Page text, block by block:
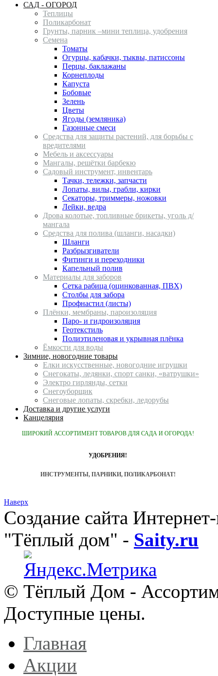
САД - ОГОРОД
Теплицы
Поликарбонат
Грунты, парник –мини теплица, удобрения
Семена
Томаты
Огурцы, кабачки, тыквы, патиссоны
Перцы, баклажаны
Корнеплоды
Капуста
Бобовые
Зелень
Цветы
Ягоды (земляника)
Газонные смеси
Средства для защиты растений, для борьбы с
вредителями
Мебель и аксессуары
Мангалы, решётки барбекю
Садовый инструмент, инвентарь
Тачки, тележки, запчасти
Лопаты, вилы, грабли, кирки
Секаторы, триммеры, ножовки
Лейки, ведра
Дрова колотые, топливные брикеты, уголь д/
мангала
Средства для полива (шланги, насадки)
Шланги
Разбрызгиватели
Фитинги и переходники
Капельный полив
Материалы для заборов
Сетка рабица (оцинкованная, ПВХ)
Столбы для забора
Профнастил (листы)
Плёнки, мембраны, пароизоляция
Паро- и гидроизоляция
Геотекстиль
Полиэтиленовая и укрывная плёнка
Ёмкости для воды
Зимние, новогодние товары
Елки искусственные, новогодние игрушки
Снегокаты, ледянки, спорт санки, «ватрушки»
Электро гирлянды, сетки
Снегоуборщик
Снеговые лопаты, скребки, ледорубы
Доставка и другие услуги
Канцелярия
ШИРОКИЙ АССОРТИМЕНТ ТОВАРОВ ДЛЯ САДА И ОГОРОДА!
УДОБРЕНИЯ!
ИНСТРУМЕНТЫ, ПАРНИКИ, ПОЛИКАРБОНАТ!
Наверх
Создание сайта
"Тёплый дом" - Saity.ru
© Тёплый Дом -
Доступные цены.
Главная
Акции